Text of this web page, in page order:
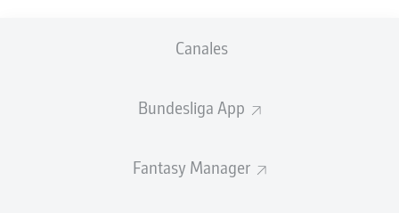
Canales
Bundesliga App
Fantasy Manager
Jonas FöhrenbachJan Schöppner Adrian Beck
Mathias Honsak